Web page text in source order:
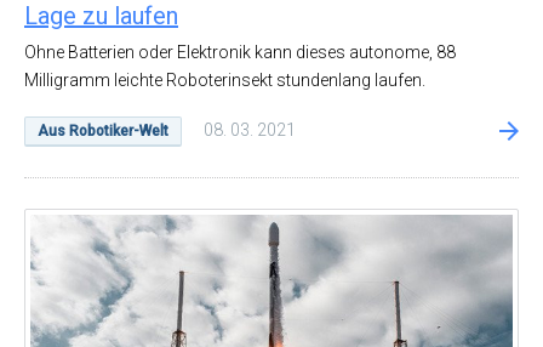
Lage zu laufen
Ohne Batterien oder Elektronik kann dieses autonome, 88
Milligramm leichte Roboterinsekt stundenlang laufen.
Aus Robotiker-Welt 08. 03. 2021